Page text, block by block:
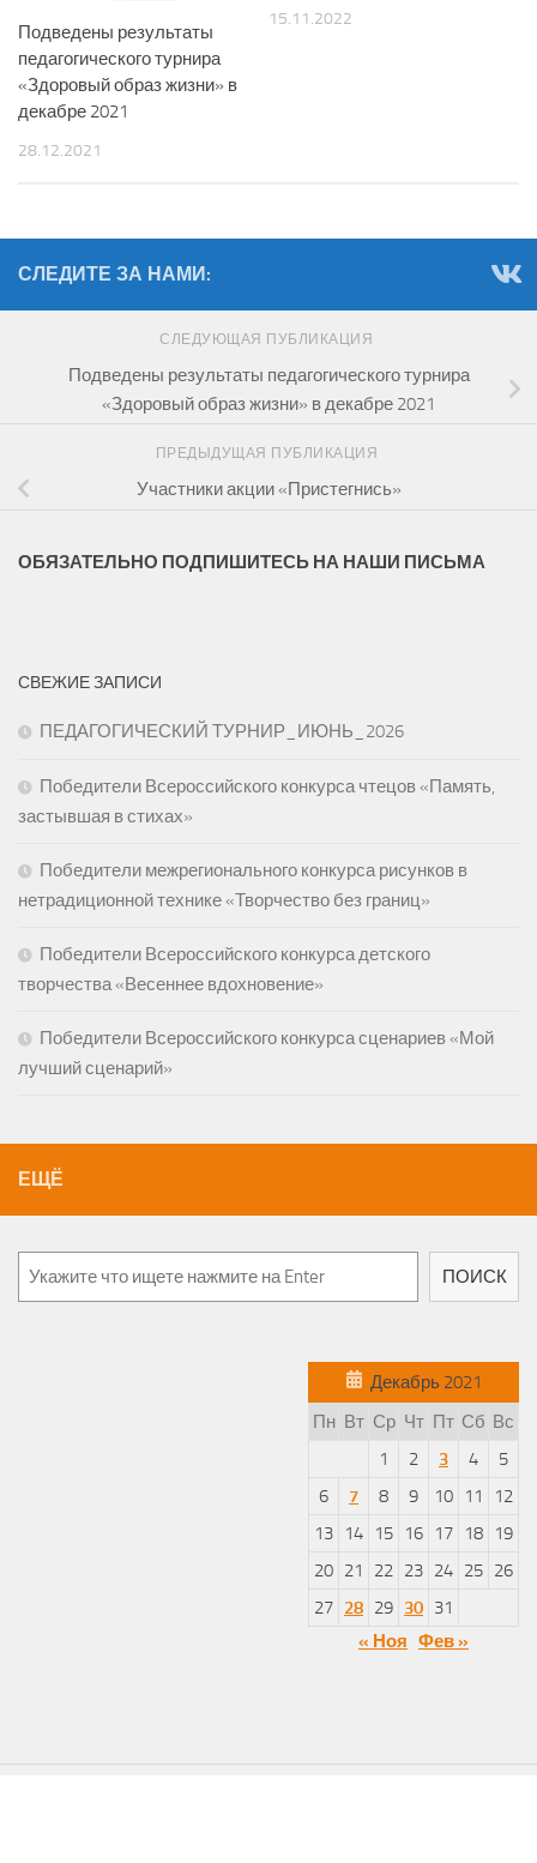
Подведены результаты
педагогического турнира
«Здоровый образ жизни» в
декабре 2021
28.12.2021
15.11.2022
СЛЕДИТЕ ЗА НАМИ:
СЛЕДУЮЩАЯ ПУБЛИКАЦИЯ
Подведены результаты педагогического турнира
«Здоровый образ жизни» в декабре 2021
ПРЕДЫДУЩАЯ ПУБЛИКАЦИЯ
Участники акции «Пристегнись»
ОБЯЗАТЕЛЬНО ПОДПИШИТЕСЬ НА НАШИ ПИСЬМА
СВЕЖИЕ ЗАПИСИ
ПЕДАГОГИЧЕСКИЙ ТУРНИР_ИЮНЬ_2026
Победители Всероссийского конкурса чтецов «Память,
застывшая в стихах»
Победители межрегионального конкурса рисунков в
нетрадиционной технике «Творчество без границ»
Победители Всероссийского конкурса детского
творчества «Весеннее вдохновение»
Победители Всероссийского конкурса сценариев «Мой
лучший сценарий»
ЕЩЁ
Поиск
ПОИСК
Декабрь 2021
Пн Вт Ср Чт Пт Сб Вс
1
2 3 4
5
6
7 8 9 10 11
12
13
14 15 16 17 18
19
20 21 22 23 24 25 26
27 28 29 30 31
« Ноя Фев »